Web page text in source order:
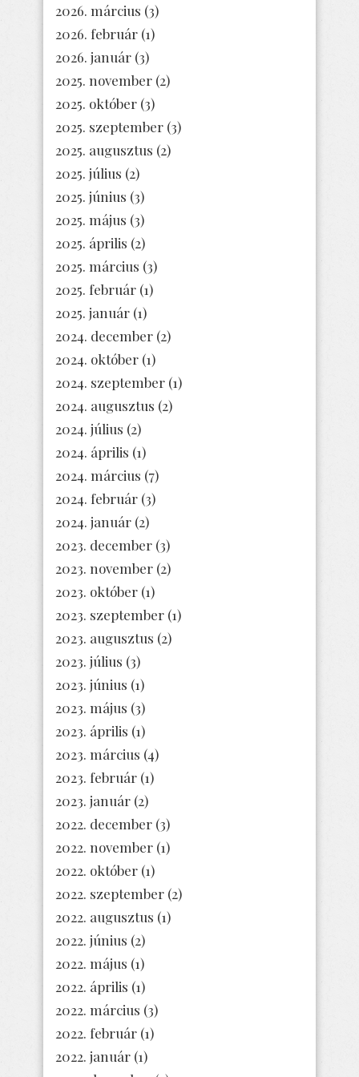
2026. március (3)
2026. február (1)
2026. január (3)
2025. november (2)
2025. október (3)
2025. szeptember (3)
2025. augusztus (2)
2025. július (2)
2025. június (3)
2025. május (3)
2025. április (2)
2025. március (3)
2025. február (1)
2025. január (1)
2024. december (2)
2024. október (1)
2024. szeptember (1)
2024. augusztus (2)
2024. július (2)
2024. április (1)
2024. március (7)
2024. február (3)
2024. január (2)
2023. december (3)
2023. november (2)
2023. október (1)
2023. szeptember (1)
2023. augusztus (2)
2023. július (3)
2023. június (1)
2023. május (3)
2023. április (1)
2023. március (4)
2023. február (1)
2023. január (2)
2022. december (3)
2022. november (1)
2022. október (1)
2022. szeptember (2)
2022. augusztus (1)
2022. június (2)
2022. május (1)
2022. április (1)
2022. március (3)
2022. február (1)
2022. január (1)